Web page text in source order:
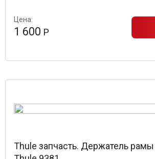
Цена:
1 600 Р
Thule запчасть. Держатель